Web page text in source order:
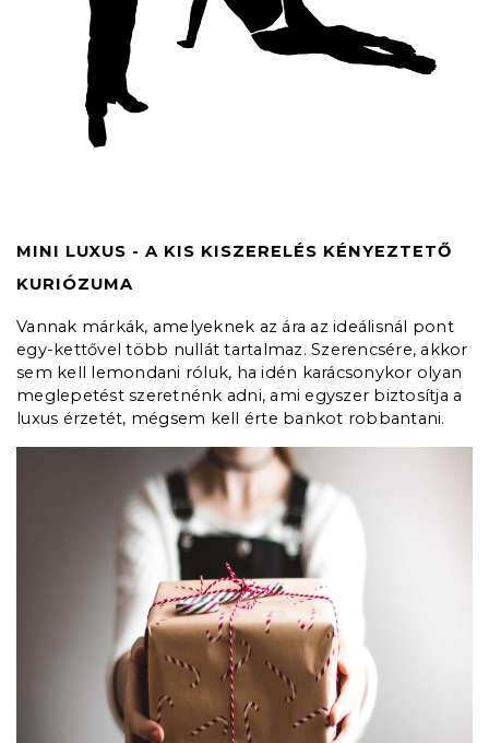
MINI LUXUS - A KIS KISZERELÉS KÉNYEZTETŐ
KURIÓZUMA
Vannak márkák, amelyeknek az ára az ideálisnál pont
egy-kettővel több nullát tartalmaz. Szerencsére, akkor
sem kell lemondani róluk, ha idén karácsonykor olyan
meglepetést szeretnénk adni, ami egyszer biztosítja a
luxus érzetét, mégsem kell érte bankot robbantani.